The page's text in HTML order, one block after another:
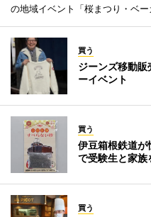
の地域イベント「桜まつり・ベー
買う
ジーンズ移動販
ーイベント
買う
伊豆箱根鉄道
で受験生と家族
買う